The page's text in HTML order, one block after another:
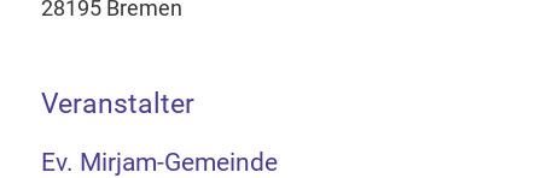
28195 Bremen
Veranstalter
Ev. Mirjam-Gemeinde